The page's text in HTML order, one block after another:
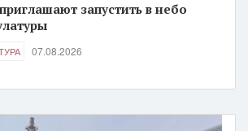
запустить в небо
07.08.2026